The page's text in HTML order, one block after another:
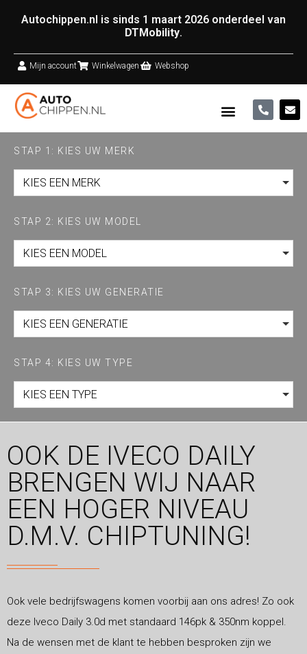
Autochippen.nl is sinds 1 maart 2026 onderdeel van
DTMobility.
Mijn account Winkelwagen Webshop
STAP 1: KIES UW MERK
KIES EEN MERK
STAP 2: KIES UW MODEL
KIES EEN MODEL
STAP 3: KIES UW GENERATIE
KIES EEN GENERATIE
STAP 4: KIES UW TYPE
KIES EEN TYPE
OOK DE IVECO DAILY
BRENGEN WIJ NAAR
EEN HOGER NIVEAU
D.M.V. CHIPTUNING!
Ook vele bedrijfswagens komen voorbij aan ons adres! Zo ook
deze Iveco Daily 3.0d met standaard 146pk & 350nm koppel.
Na de wensen met de klant te hebben besproken zijn we